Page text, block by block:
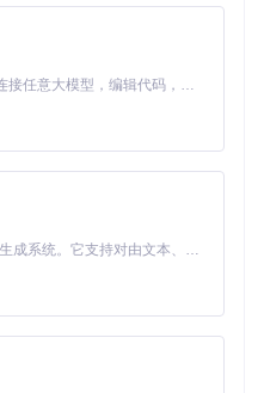
Claude Code 的开源替代方案。连接任意大模型，编辑代码，运行命令，自动验证 — 全自动执行。用 Rust 构建，极致性能。 ｜ An open-source alternative to Claude Code. Connect any LLM, edit code, run commands, and verify changes — autonomously. Built in Rust for speed. Get Started
MiniMax H3 是一个通用的全模态生成系统。它支持对由文本、图像、视频和音频组成的多模态上下文进行统一理解，并能生成分辨率高达 2K、时长可达 15 秒的带原生立体声音频的视频。得益于面向任务泛化的系统设计，H3 在预训练阶段就已具备广泛的多模态上下文理解与生成能力，能够出色地执行复杂的多模态指令。